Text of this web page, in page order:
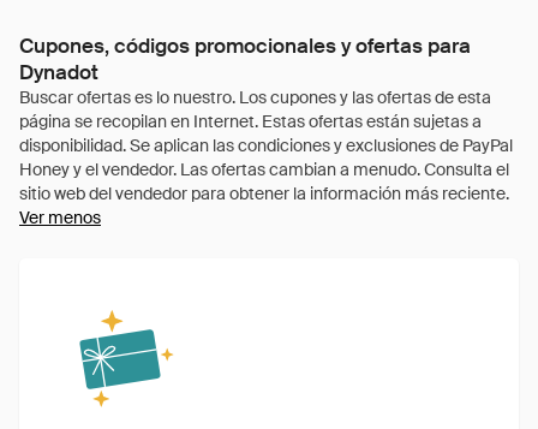
Cupones, códigos promocionales y ofertas para
Dynadot
Ver menos